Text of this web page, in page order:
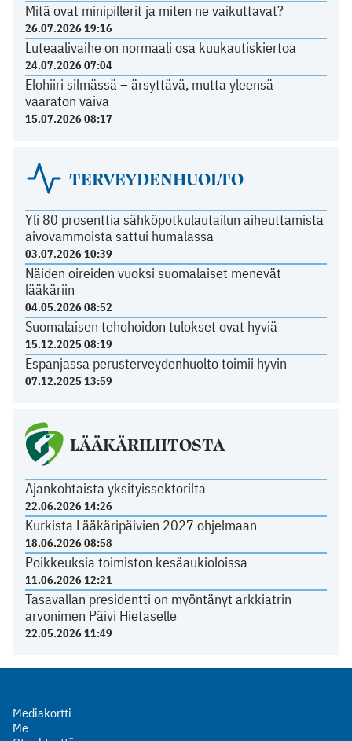
Mitä ovat minipillerit ja miten ne vaikuttavat?
26.07.2026 19:16
Luteaalivaihe on normaali osa kuukautiskiertoa
24.07.2026 07:04
Elohiiri silmässä – ärsyttävä, mutta yleensä
vaaraton vaiva
15.07.2026 08:17
TERVEYDENHUOLTO
Yli 80 prosenttia sähköpotkulautailun aiheuttamista
aivovammoista sattui humalassa
03.07.2026 10:39
Näiden oireiden vuoksi suomalaiset menevät
lääkäriin
04.05.2026 08:52
Suomalaisen tehohoidon tulokset ovat hyviä
15.12.2025 08:19
Espanjassa perusterveydenhuolto toimii hyvin
07.12.2025 13:59
LÄÄKÄRILIITOSTA
Ajankohtaista yksityissektorilta
22.06.2026 14:26
Kurkista Lääkäripäivien 2027 ohjelmaan
18.06.2026 08:58
Poikkeuksia toimiston kesäaukioloissa
11.06.2026 12:21
Tasavallan presidentti on myöntänyt arkkiatrin
arvonimen Päivi Hietaselle
22.05.2026 11:49
Mediakortti
Me